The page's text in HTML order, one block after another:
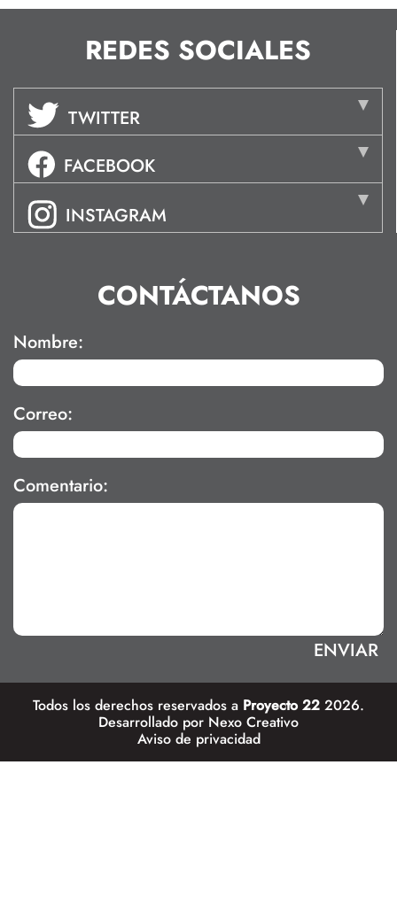
REDES SOCIALES
TWITTER
FACEBOOK
INSTAGRAM
CONTÁCTANOS
Nombre:
Correo:
Comentario:
Todos los derechos reservados a Proyecto 22 2026.
Desarrollado por Nexo Creativo
Aviso de privacidad